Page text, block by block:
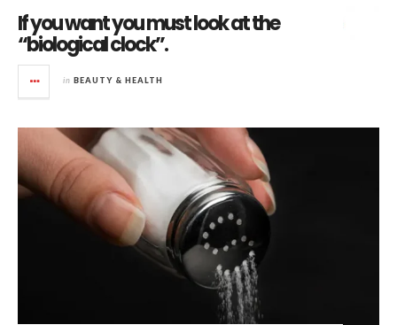
If you want you must look at the
“biological clock”.
in BEAUTY & HEALTH